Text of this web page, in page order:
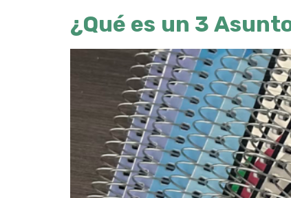
¿Qué es un 3